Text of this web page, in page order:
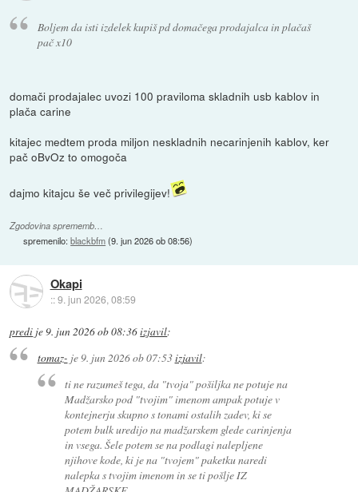
Boljem da isti izdelek kupiš pd domačega prodajalca in plačaš
pač x10
domači prodajalec uvozi 100 praviloma skladnih usb kablov in
plača carine
kitajec medtem proda miljon neskladnih necarinjenih kablov, ker
pač oBvOz to omogoča
dajmo kitajcu še več privilegijev!
Zgodovina sprememb…
spremenilo:blackbfm(9. jun 2026 ob 08:56)
Okapi
::9. jun 2026, 08:59
predi je 9. jun 2026 ob 08:36izjavil:
tomaz- je9. jun 2026 ob 07:53izjavil:
ti ne razumeš tega, da "tvoja" pošiljka ne potuje na
Madžarsko pod "tvojim" imenom ampak potuje v
kontejnerju skupno s tonami ostalih zadev, ki se
potem bulk uredijo na madžarskem glede carinjenja
in vsega. Šele potem se na podlagi nalepljene
njihove kode, ki je na "tvojem" paketku naredi
nalepka s tvojim imenom in se ti pošlje IZ